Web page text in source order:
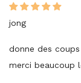
jong
donne des
merci beaucoup